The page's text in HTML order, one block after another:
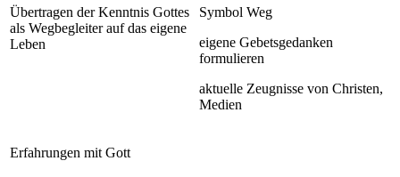
Übertragen der Kenntnis Gottes
als Wegbegleiter auf das eigene
Leben
Symbol Weg
eigene Gebetsgedanken
formulieren
aktuelle Zeugnisse von Christen,
Medien
Erfahrungen mit Gott